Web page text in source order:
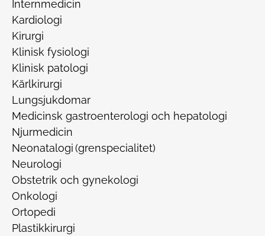
Internmedicin
Kardiologi
Kirurgi
Klinisk fysiologi
Klinisk patologi
Kärlkirurgi
Lungsjukdomar
Medicinsk gastroenterologi och hepatologi
Njurmedicin
Neonatalogi (grenspecialitet)
Neurologi
Obstetrik och gynekologi
Onkologi
Ortopedi
Plastikkirurgi